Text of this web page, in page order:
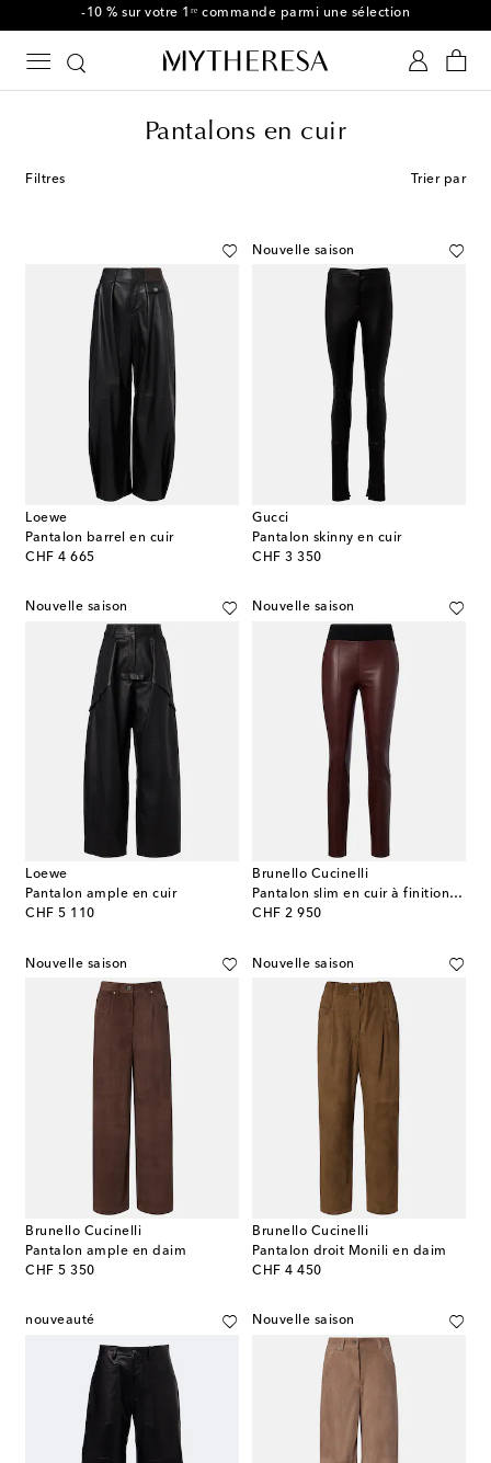
-10 % sur votre 1ʳᵉ commande parmi une sélection
Pantalons en cuir
Filtres Trier par
Loewe
Pantalon barrel en cuir
CHF 4 665
original price
Nouvelle saison
Gucci
Pantalon skinny en cuir
CHF 3 350
original price
Nouvelle saison
Loewe
Pantalon ample en cuir
CHF 5 110
original price
Nouvelle saison
Brunello Cucinelli
Pantalon slim en cuir à finitions en laine
CHF 2 950
original price
Nouvelle saison
Brunello Cucinelli
Pantalon ample en daim
CHF 5 350
original price
Nouvelle saison
Brunello Cucinelli
Pantalon droit Monili en daim
CHF 4 450
original price
nouveauté Nouvelle saison